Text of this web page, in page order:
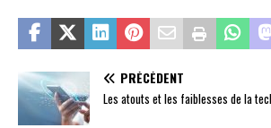
PRÉCÉDENT
Les atouts et les faiblesses de la